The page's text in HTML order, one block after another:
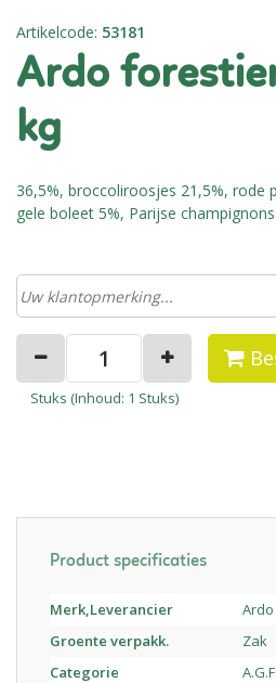
Artikelcode: 53181
ardo forestiere mix 2,5
kg
36,5%, broccoliroosjes 21,5%, rode
gele boleet 5%, Parijse champignons
Stuks (Inhoud: 1 Stuks)
Product specificaties
Merk,Leverancier
Ardo
Groente verpakk.
Zak
Categorie
A.G.F.